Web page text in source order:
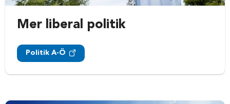
Mer liberal politik
Politik A-Ö